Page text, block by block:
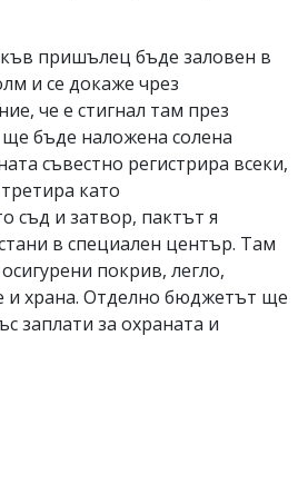
пришълец бъде заловен в
и се докаже чрез
че е стигнал там през
бъде наложена солена
съвестно регистрира всеки,
като
съд и затвор, пактът я
в специален център. Там
покрив, легло,
и храна. Отделно бюджетът ще
заплати за охраната и